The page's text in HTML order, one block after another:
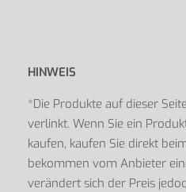
HINWEIS
*Die Produkte auf dieser
verlinkt. Wenn Sie ein
kaufen, kaufen Sie direkt
bekommen vom Anbieter
verändert sich der Preis